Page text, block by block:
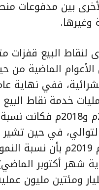
بين مدفوعات
وغيرها.
البيع قفزات
الماضية من
في العامين 2017م و2018م
التوالي، في حين تشير
الحالية لهذا العام 2019م بأن
نهاية شهر أكتوبر
ومئتين مليون